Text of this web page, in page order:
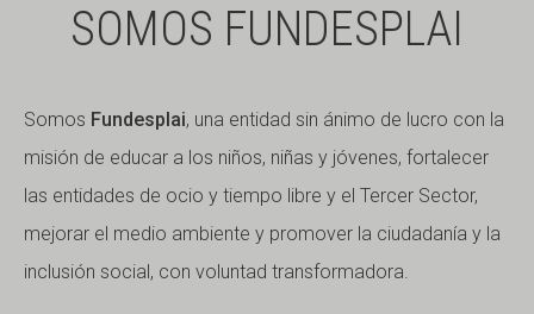
SOMOS FUNDESPLAI
Somos Fundesplai, una entidad sin ánimo de lucro con la
misión de educar a los niños, niñas y jóvenes, fortalecer
las entidades de ocio y tiempo libre y el Tercer Sector,
mejorar el medio ambiente y promover la ciudadanía y la
inclusión social, con voluntad transformadora.